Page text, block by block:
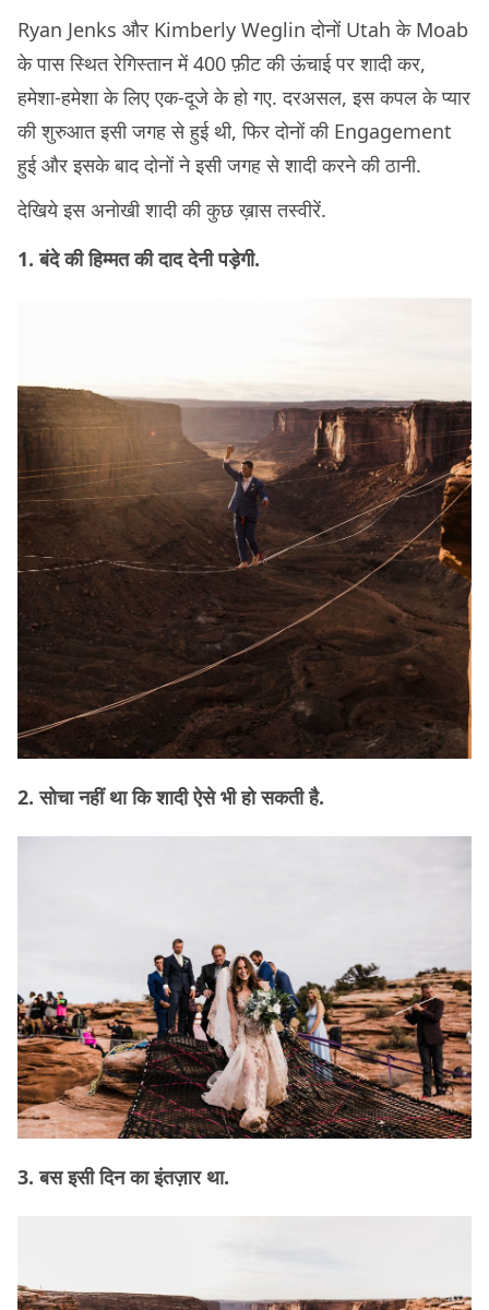
Ryan Jenks और Kimberly Weglin दोनों Utah के Moab
के पास स्थित रेगिस्तान में 400 फ़ीट की ऊंचाई पर शादी कर,
हमेशा-हमेशा के लिए एक-दूजे के हो गए. दरअसल, इस कपल के प्यार
की शुरुआत इसी जगह से हुई थी, फिर दोनों की Engagement
हुई और इसके बाद दोनों ने इसी जगह से शादी करने की ठानी.
देखिये इस अनोखी शादी की कुछ ख़ास तस्वीरें.
1. बंदे की हिम्मत की दाद देनी पड़ेगी.
2. सोचा नहीं था कि शादी ऐसे भी हो सकती है.
3. बस इसी दिन का इंतज़ार था.